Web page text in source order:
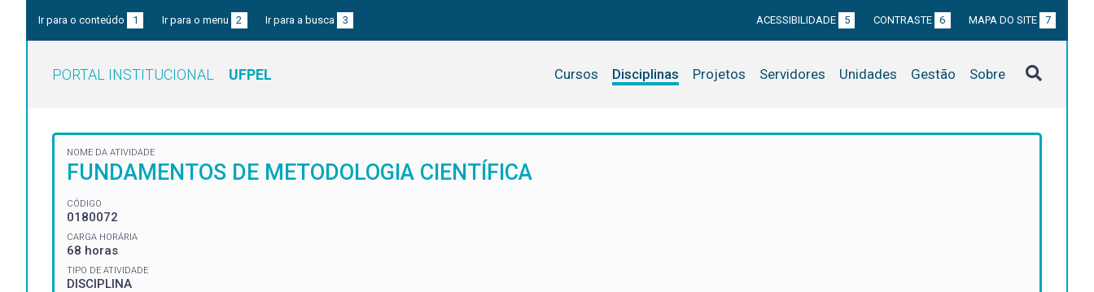
Ir para o conteúdo 1 Ir para o menu 2 Ir para a busca 3 ACESSIBILIDADE 5 CONTRASTE 6 MAPA DO SITE 7
PORTAL INSTITUCIONAL UFPEL Cursos Disciplinas Projetos Servidores Unidades Gestão Sobre
NOME DA ATIVIDADE
FUNDAMENTOS DE METODOLOGIA CIENTÍFICA
CÓDIGO
0180072
CARGA HORÁRIA
68 horas
TIPO DE ATIVIDADE
DISCIPLINA